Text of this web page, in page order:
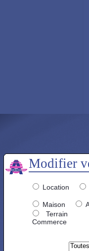
Modifier
Location
Maison
Terrain
Commerce